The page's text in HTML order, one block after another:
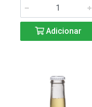
Adicionar